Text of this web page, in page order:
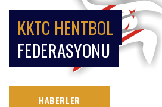
KKTC HENTBOL
FEDERASYONU
HABERLER